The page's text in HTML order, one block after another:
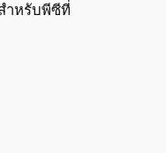
ำหรับพีซีที่